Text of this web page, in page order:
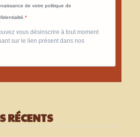
de votre politique de
vous désinscrire à tout moment
sur le lien présent dans nos
RÉCENTS